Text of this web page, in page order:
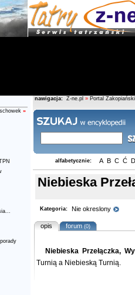
»
nawigacja: Z-ne.pl » Portal Zakopiański
alfabetycznie: A B C Ć D
Niebieska
Kategoria: Nie okreslony
opis forum(0)
Niebieska Przełączka,
Turnią a Niebieską Turnią.